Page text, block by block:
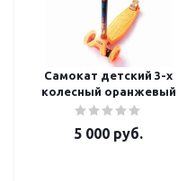
Самокат детский 3-х
колесный оранжевый
5 000 руб.